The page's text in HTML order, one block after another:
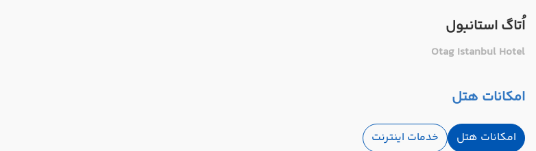
اُتاگ استانبول
Otag Istanbul Hotel
امکانات هتل
امکانات هتل خدمات اینترنت